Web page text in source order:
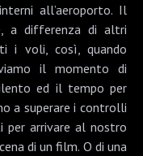
all’aeroporto. Il
a differenza di altri
i voli, così, quando
il momento di
ed il tempo per
a superare i controlli
per arrivare al nostro
di un film. O di una